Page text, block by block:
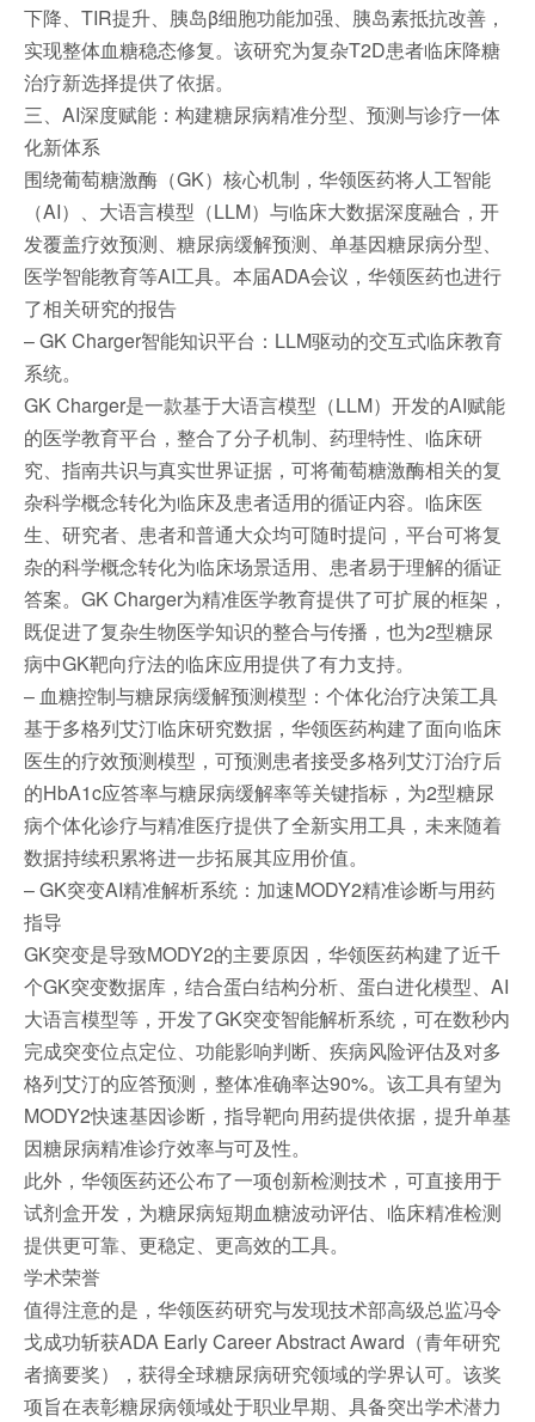
下降、TIR提升、胰岛β细胞功能加强、胰岛素抵抗改善，
实现整体血糖稳态修复。该研究为复杂T2D患者临床降糖
治疗新选择提供了依据。
三、AI深度赋能：构建糖尿病精准分型、预测与诊疗一体
化新体系
围绕葡萄糖激酶（GK）核心机制，华领医药将人工智能
（AI）、大语言模型（LLM）与临床大数据深度融合，开
发覆盖疗效预测、糖尿病缓解预测、单基因糖尿病分型、
医学智能教育等AI工具。本届ADA会议，华领医药也进行
了相关研究的报告
– GK Charger智能知识平台：LLM驱动的交互式临床教育
系统。
GK Charger是一款基于大语言模型（LLM）开发的AI赋能
的医学教育平台，整合了分子机制、药理特性、临床研
究、指南共识与真实世界证据，可将葡萄糖激酶相关的复
杂科学概念转化为临床及患者适用的循证内容。临床医
生、研究者、患者和普通大众均可随时提问，平台可将复
杂的科学概念转化为临床场景适用、患者易于理解的循证
答案。GK Charger为精准医学教育提供了可扩展的框架，
既促进了复杂生物医学知识的整合与传播，也为2型糖尿
病中GK靶向疗法的临床应用提供了有力支持。
– 血糖控制与糖尿病缓解预测模型：个体化治疗决策工具
基于多格列艾汀临床研究数据，华领医药构建了面向临床
医生的疗效预测模型，可预测患者接受多格列艾汀治疗后
的HbA1c应答率与糖尿病缓解率等关键指标，为2型糖尿
病个体化诊疗与精准医疗提供了全新实用工具，未来随着
数据持续积累将进一步拓展其应用价值。
– GK突变AI精准解析系统：加速MODY2精准诊断与用药
指导
GK突变是导致MODY2的主要原因，华领医药构建了近千
个GK突变数据库，结合蛋白结构分析、蛋白进化模型、AI
大语言模型等，开发了GK突变智能解析系统，可在数秒内
完成突变位点定位、功能影响判断、疾病风险评估及对多
格列艾汀的应答预测，整体准确率达90%。该工具有望为
MODY2快速基因诊断，指导靶向用药提供依据，提升单基
因糖尿病精准诊疗效率与可及性。
此外，华领医药还公布了一项创新检测技术，可直接用于
试剂盒开发，为糖尿病短期血糖波动评估、临床精准检测
提供更可靠、更稳定、更高效的工具。
学术荣誉
值得注意的是，华领医药研究与发现技术部高级总监冯令
戈成功斩获ADA Early Career Abstract Award（青年研究
者摘要奖），获得全球糖尿病研究领域的学界认可。该奖
项旨在表彰糖尿病领域处于职业早期、具备突出学术潜力